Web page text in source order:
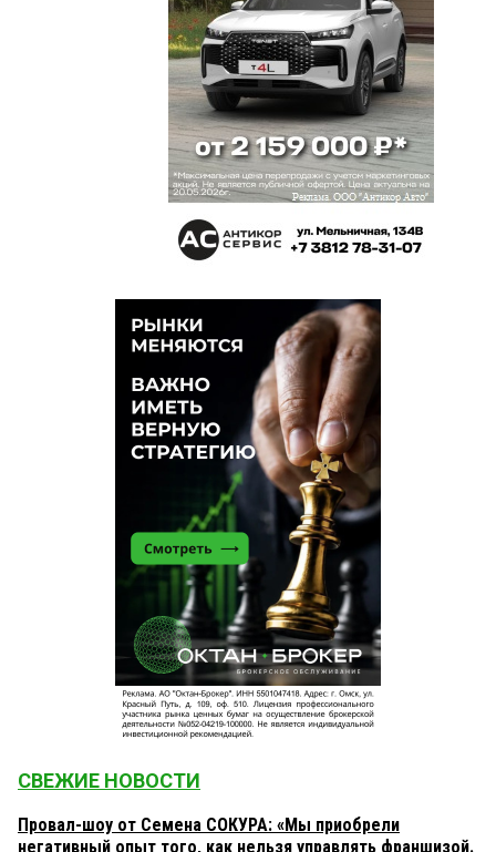
СВЕЖИЕ НОВОСТИ
Провал-шоу от Семена СОКУРА: «Мы приобрели
негативный опыт того, как нельзя управлять франшизой.